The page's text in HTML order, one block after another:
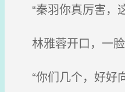
“秦羽你真厉害，
林雅蓉开口，一脸
“你们几个，好好